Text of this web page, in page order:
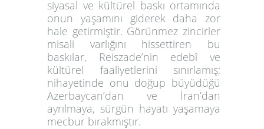
siyasal ve kültürel baskı ortamında
onun yaşamını giderek daha zor
hale getirmiştir. Görünmez zincirler
misali varlığını hissettiren bu
baskılar, Reiszade’nin edebî ve
kültürel faaliyetlerini sınırlamış;
nihayetinde onu doğup büyüdüğü
Azerbaycan’dan ve İran’dan
ayrılmaya, sürgün hayatı yaşamaya
mecbur bırakmıştır.